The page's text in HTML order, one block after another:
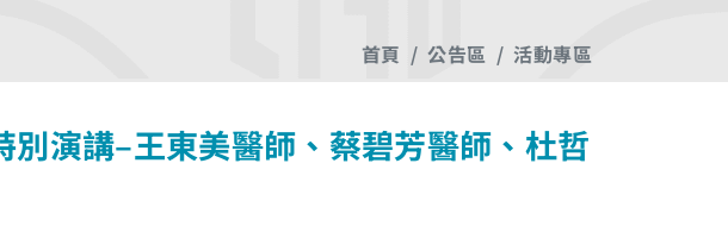
首頁 公告區 活動專區
演講–王東美醫師、蔡碧芳醫師、杜哲